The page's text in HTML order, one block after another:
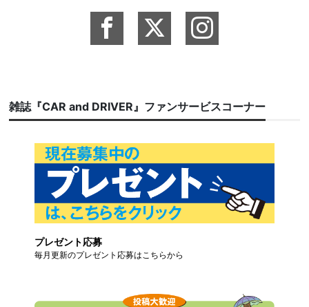
雑誌『CAR and DRIVER』ファンサービスコーナー
プレゼント応募
毎月更新のプレゼント応募はこちらから